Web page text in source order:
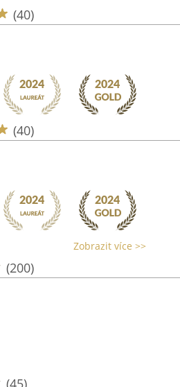
(40)
(40)
Zobrazit více >>
(200)
(45)